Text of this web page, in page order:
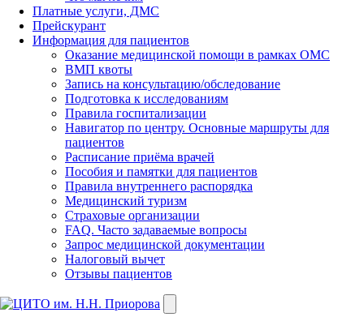
Платные услуги, ДМС
Прейскурант
Информация для пациентов
Оказание медицинской помощи в рамках ОМС
ВМП квоты
Запись на консультацию/обследование
Подготовка к исследованиям
Правила госпитализации
Навигатор по центру. Основные маршруты для
пациентов
Расписание приёма врачей
Пособия и памятки для пациентов
Правила внутреннего распорядка
Медицинский туризм
Страховые организации
FAQ. Часто задаваемые вопросы
Запрос медицинской документации
Налоговый вычет
Отзывы пациентов